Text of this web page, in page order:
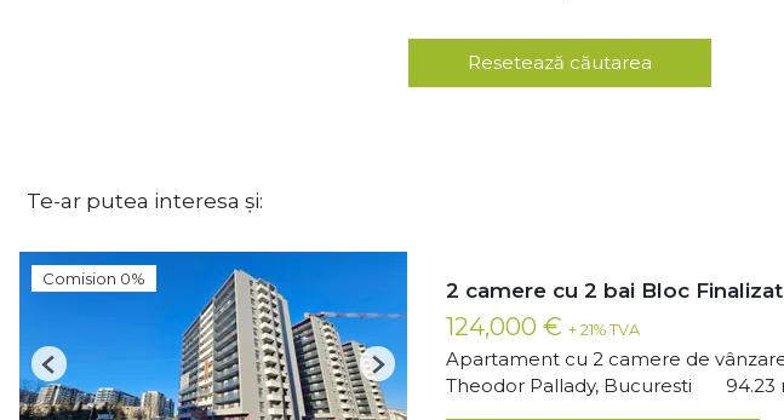
Resetează căutarea
Te-ar putea interesa și:
Comision 0%
Previous Next
2 camere cu 2 bai Bloc
124,000 € + 21% TVA
Apartament cu 2 camere de
Theodor Pallady, Bucuresti
94.23